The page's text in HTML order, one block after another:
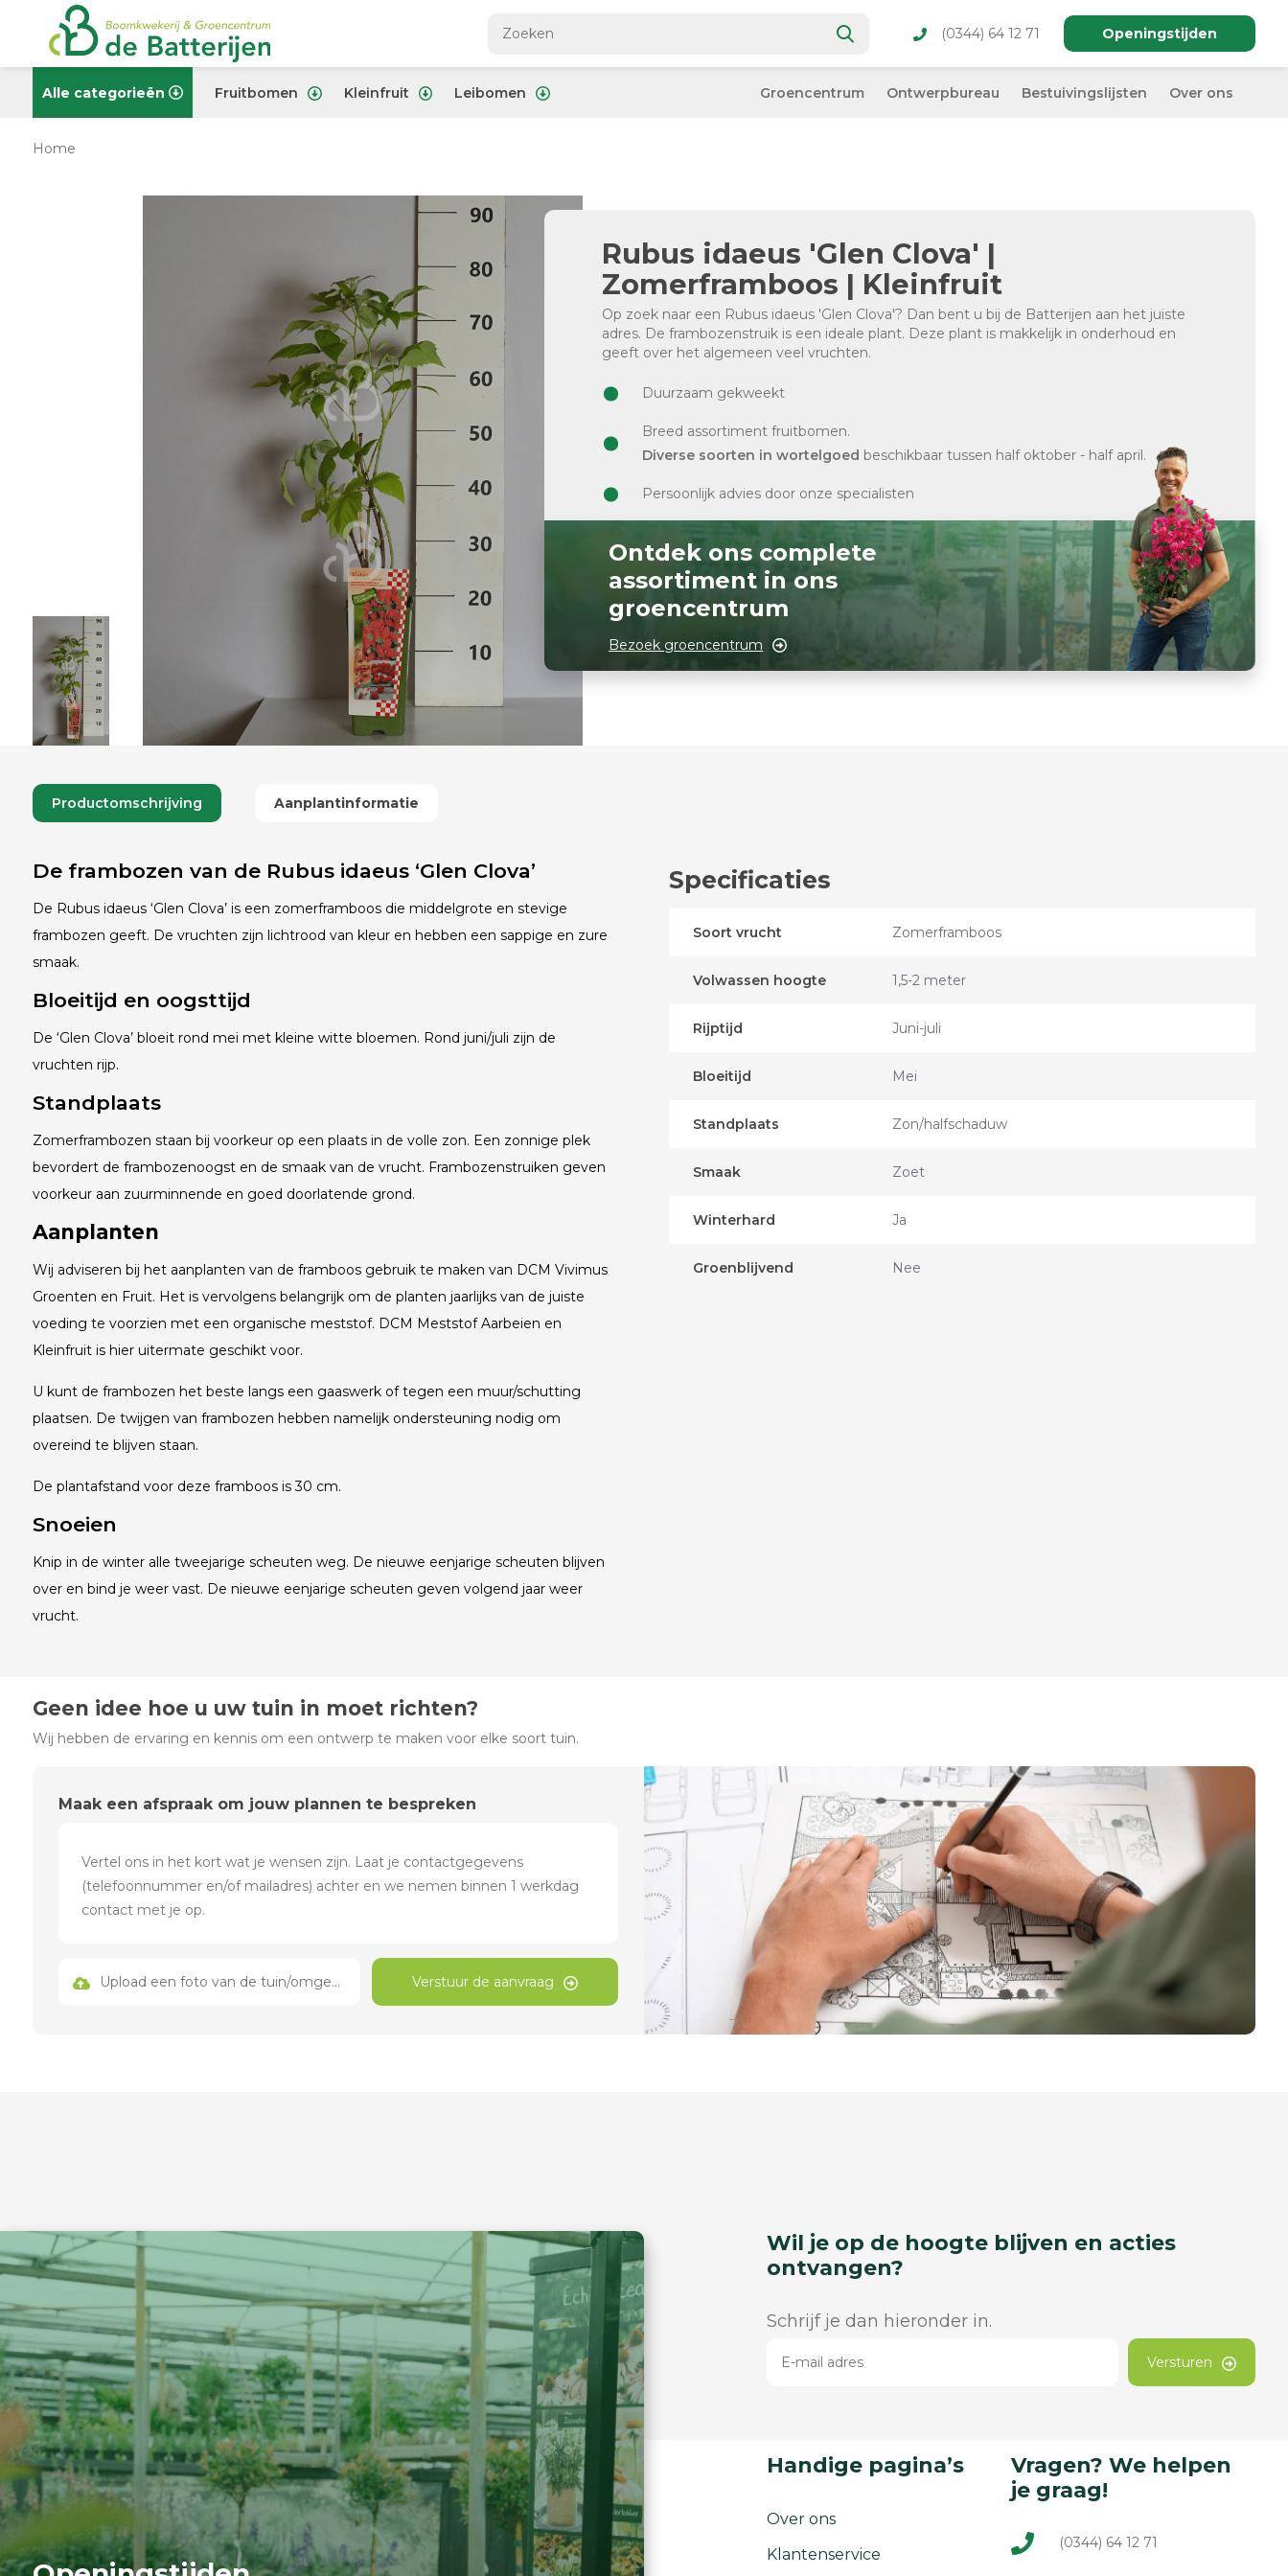
(0344) 64 12 71 Openingstijden
Alle categorieën Fruitbomen Kleinfruit Leibomen Groencentrum Ontwerpbureau Bestuivingslijsten Over ons
Home
Rubus idaeus 'Glen Clova' |
Zomerframboos | Kleinfruit
Op zoek naar een Rubus idaeus 'Glen Clova'? Dan bent u bij de Batterijen aan het juiste
adres. De frambozenstruik is een ideale plant. Deze plant is makkelijk in onderhoud en
geeft over het algemeen veel vruchten.
Duurzaam gekweekt
Breed assortiment fruitbomen.
Diverse soorten in wortelgoed beschikbaar tussen half oktober - half april.
Persoonlijk advies door onze specialisten
Ontdek ons complete
assortiment in ons
groencentrum
Bezoek groencentrum
Productomschrijving Aanplantinformatie
De frambozen van de Rubus idaeus ‘Glen Clova’
De Rubus idaeus ‘Glen Clova’ is een zomerframboos die middelgrote en stevige
frambozen geeft. De vruchten zijn lichtrood van kleur en hebben een sappige en zure
smaak.
Bloeitijd en oogsttijd
De ‘Glen Clova’ bloeit rond mei met kleine witte bloemen. Rond juni/juli zijn de
vruchten rijp.
Standplaats
Zomerframbozen staan bij voorkeur op een plaats in de volle zon. Een zonnige plek
bevordert de frambozenoogst en de smaak van de vrucht. Frambozenstruiken geven
voorkeur aan zuurminnende en goed doorlatende grond.
Aanplanten
Wij adviseren bij het aanplanten van de framboos gebruik te maken van DCM Vivimus
Groenten en Fruit. Het is vervolgens belangrijk om de planten jaarlijks van de juiste
voeding te voorzien met een organische meststof. DCM Meststof Aarbeien en
Kleinfruit is hier uitermate geschikt voor.
U kunt de frambozen het beste langs een gaaswerk of tegen een muur/schutting
plaatsen. De twijgen van frambozen hebben namelijk ondersteuning nodig om
overeind te blijven staan.
De plantafstand voor deze framboos is 30 cm.
Snoeien
Knip in de winter alle tweejarige scheuten weg. De nieuwe eenjarige scheuten blijven
over en bind je weer vast. De nieuwe eenjarige scheuten geven volgend jaar weer
vrucht.
Specificaties
Soort vrucht Zomerframboos
Volwassen hoogte 1,5-2 meter
Rijptijd Juni-juli
Bloeitijd Mei
Standplaats Zon/halfschaduw
Smaak Zoet
Winterhard Ja
Groenblijvend Nee
Geen idee hoe u uw tuin in moet richten?
Wij hebben de ervaring en kennis om een ontwerp te maken voor elke soort tuin.
Maak een afspraak om jouw plannen te bespreken
Upload een foto van de tuin/omgeving Verstuur de aanvraag
Wil je op de hoogte blijven en acties
ontvangen?
Schrijf je dan hieronder in.
Versturen
Handige pagina’s
Over ons
Klantenservice
Vragen? We helpen
je graag!
(0344) 64 12 71